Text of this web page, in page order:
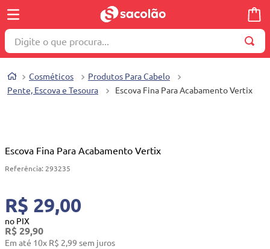
Digite o que procura...
Cosméticos
Produtos Para Cabelo
Pente, Escova e Tesoura
Escova Fina Para Acabamento Vertix
Escova Fina Para Acabamento Vertix
Referência: 293235
R$ 29,00
no PIX
R$29,90
Em até 10x R$ 2,99 sem juros
1º
wella
4º
cosmetico